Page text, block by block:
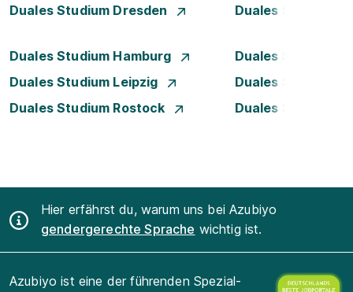
Duales Studium Dresden
Duales Studium
Duales Studium Hamburg
Duales Studium
Duales Studium Leipzig
Duales Studium
Duales Studium Rostock
Duales Studium
Hier erfährst du, warum uns bei Azubiyo
gendergerechte Sprache wichtig ist.
Azubiyo ist eine der führenden Spezial-